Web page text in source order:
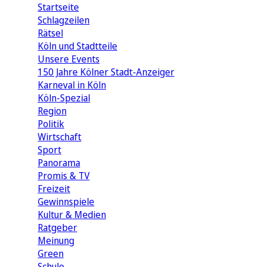
Startseite
Schlagzeilen
Rätsel
Köln und Stadtteile
Unsere Events
150 Jahre Kölner Stadt-Anzeiger
Karneval in Köln
Köln-Spezial
Region
Politik
Wirtschaft
Sport
Panorama
Promis & TV
Freizeit
Gewinnspiele
Kultur & Medien
Ratgeber
Meinung
Green